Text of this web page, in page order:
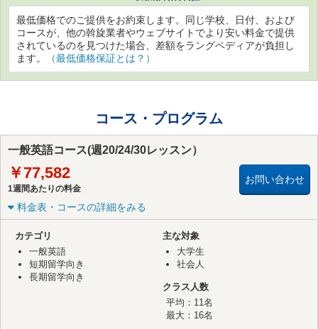
最低価格でのご提供をお約束します。同じ学校、日付、および
コースが、他の斡旋業者やウェブサイトでより安い料金で提供
されているのを見つけた場合、差額をラングペディアが負担し
ます。
（最低価格保証とは？）
コース・プログラム
一般英語コース(週20/24/30レッスン）
￥77,582
1週間あたりの料金
お問い合わせ
料金表・コースの詳細をみる
カテゴリ
一般英語
短期留学向き
長期留学向き
主な対象
大学生
社会人
クラス人数
平均：11名
最大：16名